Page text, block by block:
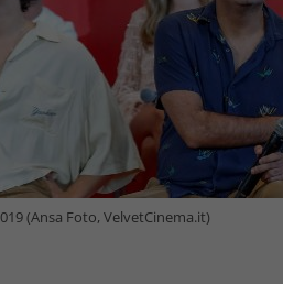
(Ansa Foto, VelvetCinema.it)